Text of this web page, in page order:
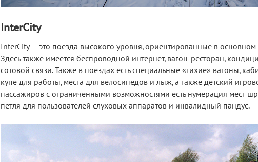
InterCity
InterCity — это поезда высокого уровня, ориентированные в основном
Здесь также имеется беспроводной интернет, вагон-ресторан,
сотовой связи. Также в поездах есть специальные «тихие» вагоны,
купе для работы, места для велосипедов и лыж, а также детский
пассажиров с ограниченными возможностями есть нумерация мест
петля для пользователей слуховых аппаратов и инвалидный пандус.